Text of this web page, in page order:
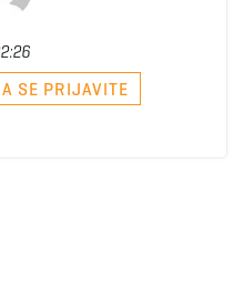
SE PRIJAVITE